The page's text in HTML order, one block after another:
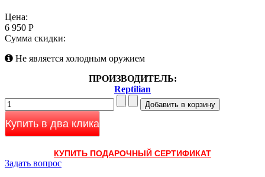
Цена:
6 950 Р
Сумма скидки:
Не является холодным оружием
ПРОИЗВОДИТЕЛЬ:
Reptilian
Купить в два клика
КУПИТЬ ПОДАРОЧНЫЙ СЕРТИФИКАТ
Задать вопрос